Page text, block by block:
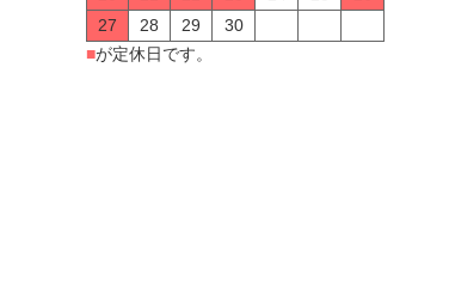
27
28 29
30
■が定休日です。